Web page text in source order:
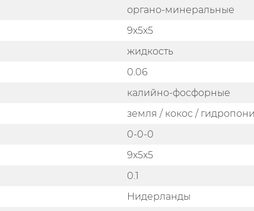
органо-минеральные
9х5х5
жидкость
0.06
калийно-фосфорные
земля / кокос /
0-0-0
9x5x5
0.1
Нидерланды